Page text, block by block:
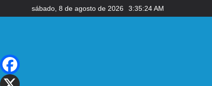
al
sábado, 8 de agosto de 2026 3:35:25 AM